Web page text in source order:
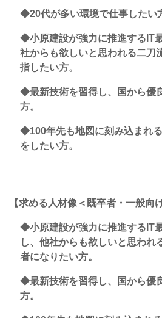
◆20代が多い環境で仕事したい
◆小原建設が強力に推進するIT
社からも欲しいと思われる二刀
指したい方。
◆最新技術を習得し、国から優
方。
◆100年先も地図に刻み込まれ
をしたい方。
【求める人材像＜既卒者・一般向
◆小原建設が強力に推進するIT
し、他社からも欲しいと思われ
者になりたい方。
◆最新技術を習得し、国から優
方。